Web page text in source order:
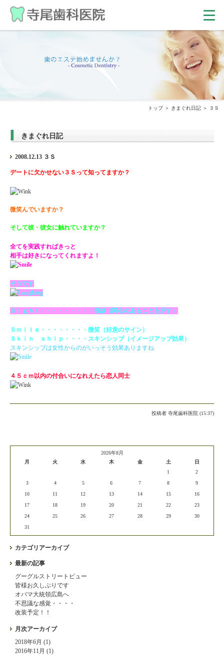
トップ きまぐれ日記 ３Ｓ
きまぐれ日記
2008.12.13 ３Ｓ
デートに欠かせない３Ｓって知ってますか？
微笑んでいますか？
そして彼・彼女に触れていますか？
全てを実践すればきっと
相手は好きになってくれますよ！
そうです
Ｓｉｇｈｔ・・・・・・・・・視線（関心のあることを示す）
Ｓｍｉｌｅ・・・・・・・・微笑（好意のサイン）
Ｓｋｉｎ ｓｈｉｐ・・・・スキンシップ（イメージアップ効果）
スキンシップは女性からのがいっそう効果ありますね
４５ｃｍ以内の付合いになれえたら恋人同士
投稿者 寺尾歯科医院 (15:37)
2026年8月
月
火 水 木 金 土
日
1
2
3
4 5 6 7 8
9
10
11 12 13 14 15
16
17
18 19 20 21 22
23
24
25 26 27 28 29
30
31
カテゴリアーカイブ
最新の記事
グーグルストリートビュー
皆様お久しぶりです
オバマ大統領広島へ
不思議な感覚・・・・
改装予定！！
月次アーカイブ
2018年6月 (1)
2016年11月 (1)